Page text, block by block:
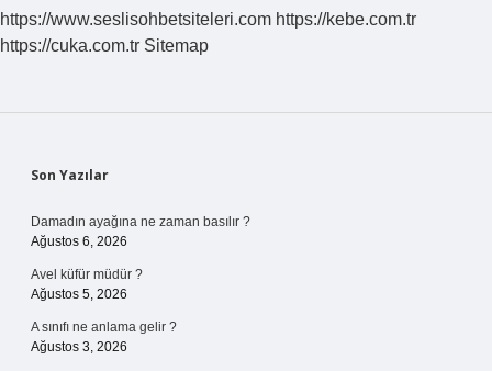
https://www.seslisohbetsiteleri.com https://kebe.com.tr
https://cuka.com.tr Sitemap
Sidebar
Son Yazılar
Damadın ayağına ne zaman basılır ?
Ağustos 6, 2026
Avel küfür müdür ?
Ağustos 5, 2026
A sınıfı ne anlama gelir ?
Ağustos 3, 2026